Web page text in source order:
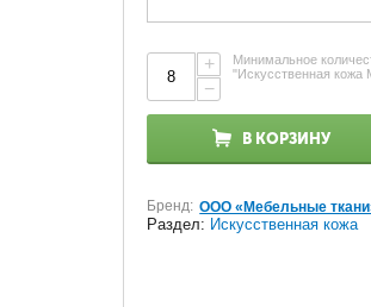
+
−
Минимальное
"Искусственная кожа
В КОРЗИНУ
Бренд: ООО «Мебельные
Раздел: Искусственная кожа